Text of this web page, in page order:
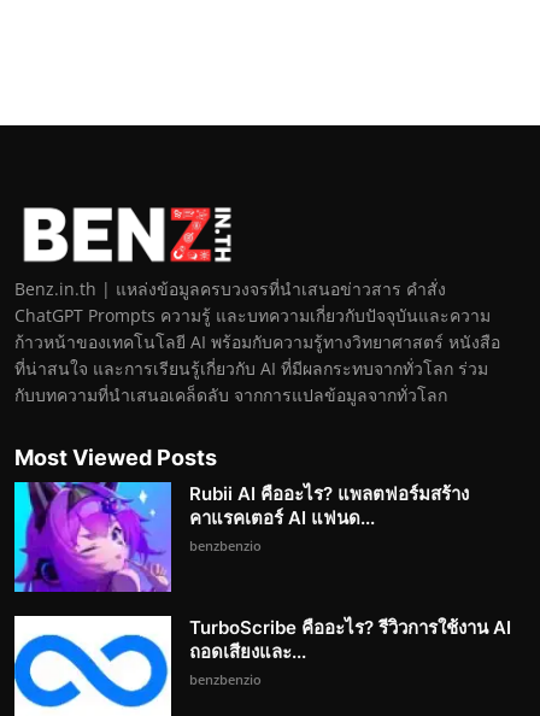
Benz.in.th | แหล่งข้อมูลครบวงจรที่นำเสนอข่าวสาร คำสั่ง
ChatGPT Prompts ความรู้ และบทความเกี่ยวกับปัจจุบันและความ
ก้าวหน้าของเทคโนโลยี AI พร้อมกับความรู้ทางวิทยาศาสตร์ หนังสือ
ที่น่าสนใจ และการเรียนรู้เกี่ยวกับ AI ที่มีผลกระทบจากทั่วโลก ร่วม
กับบทความที่นำเสนอเคล็ดลับ จากการแปลข้อมูลจากทั่วโลก
Most Viewed Posts
Rubii AI คืออะไร? แพลตฟอร์มสร้าง
คาแรคเตอร์ AI แฟนด...
benzbenzio
TurboScribe คืออะไร? รีวิวการใช้งาน AI
ถอดเสียงและ...
benzbenzio